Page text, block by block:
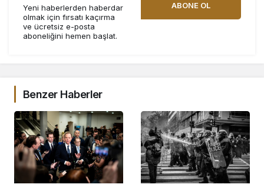
Yeni haberlerden haberdar
olmak için fırsatı kaçırma
ve ücretsiz e-posta
aboneliğini hemen başlat.
ABONE OL
Benzer Haberler